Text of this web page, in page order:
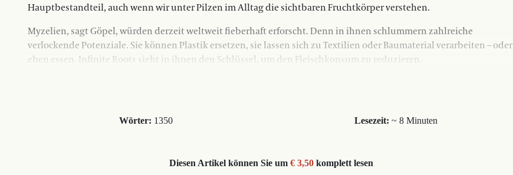
Hauptbestandteil, auch wenn wir unter Pilzen im Alltag die sichtbaren Fruchtkörper verstehen.
Myzelien, sagt Göpel, würden derzeit weltweit fieberhaft erforscht. Denn in ihnen schlummern zahlreiche
verlockende Potenziale. Sie können Plastik ersetzen, sie lassen sich zu Textilien oder Baumaterial verarbeiten – oder
eben essen. Infinite Roots sieht in ihnen den Schlüssel, um den Fleischkonsum zu reduzieren.
Wörter: 1350 Lesezeit: ~ 8 Minuten
Diesen Artikel können Sie um € 3,50komplett lesen